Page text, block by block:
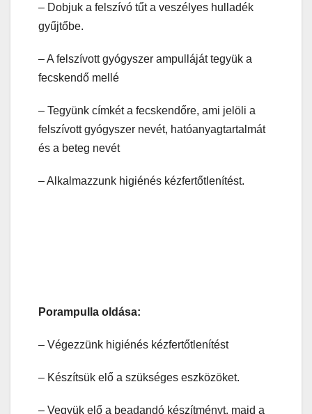
– Dobjuk a felszívó tűt a veszélyes hulladék
gyűjtőbe.
– A felszívott gyógyszer ampulláját tegyük a
fecskendő mellé
– Tegyünk címkét a fecskendőre, ami jelöli a
felszívott gyógyszer nevét, hatóanyagtartalmát
és a beteg nevét
– Alkalmazzunk higiénés kézfertőtlenítést.
Porampulla oldása:
– Végezzünk higiénés kézfertőtlenítést
– Készítsük elő a szükséges eszközöket.
– Vegyük elő a beadandó készítményt, majd a